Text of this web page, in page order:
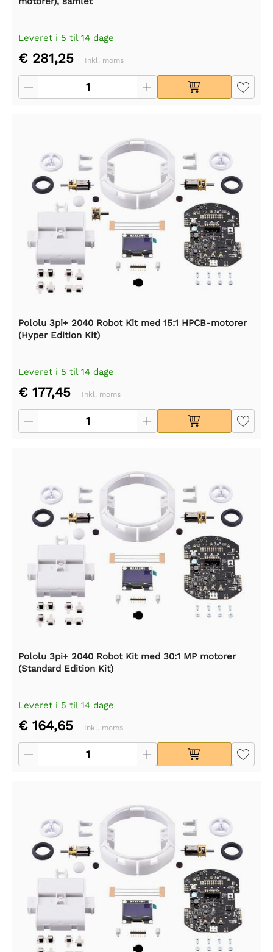
Leveret i 5 til 14 dage
€ 281,25 Inkl. moms
Pololu 3pi+ 2040 Robot Kit med 15:1 HPCB-motorer
(Hyper Edition Kit)
Leveret i 5 til 14 dage
€ 177,45 Inkl. moms
Pololu 3pi+ 2040 Robot Kit med 30:1 MP motorer
(Standard Edition Kit)
Leveret i 5 til 14 dage
€ 164,65 Inkl. moms